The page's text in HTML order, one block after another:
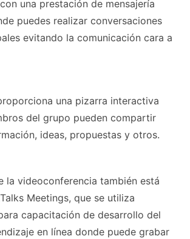
una prestación de mensajería
puedes realizar conversaciones
evitando la comunicación cara a
una pizarra interactiva
del grupo pueden compartir
ideas, propuestas y otros.
la videoconferencia también está
Meetings, que se utiliza
capacitación de desarrollo del
en línea donde puede grabar